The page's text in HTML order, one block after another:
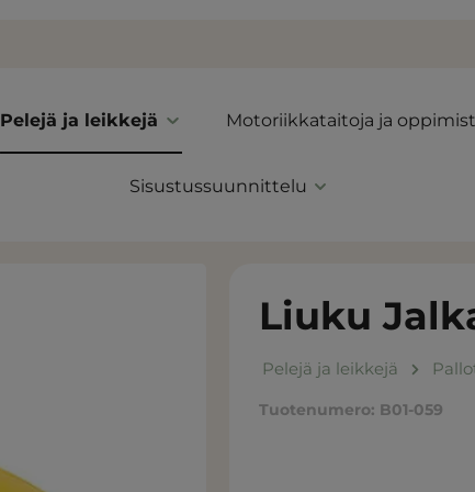
Pelejä ja leikkejä Motoriikkataitoja ja
Sisustussuunnittelu
Liuku
Pelejä ja leikkejä
Tuotenumero: B01-059